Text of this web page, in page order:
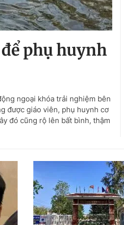
phụ huynh
ngoại khóa trải nghiệm bên
được giáo viên, phụ huynh cơ
đó cũng rộ lên bất bình, thậm